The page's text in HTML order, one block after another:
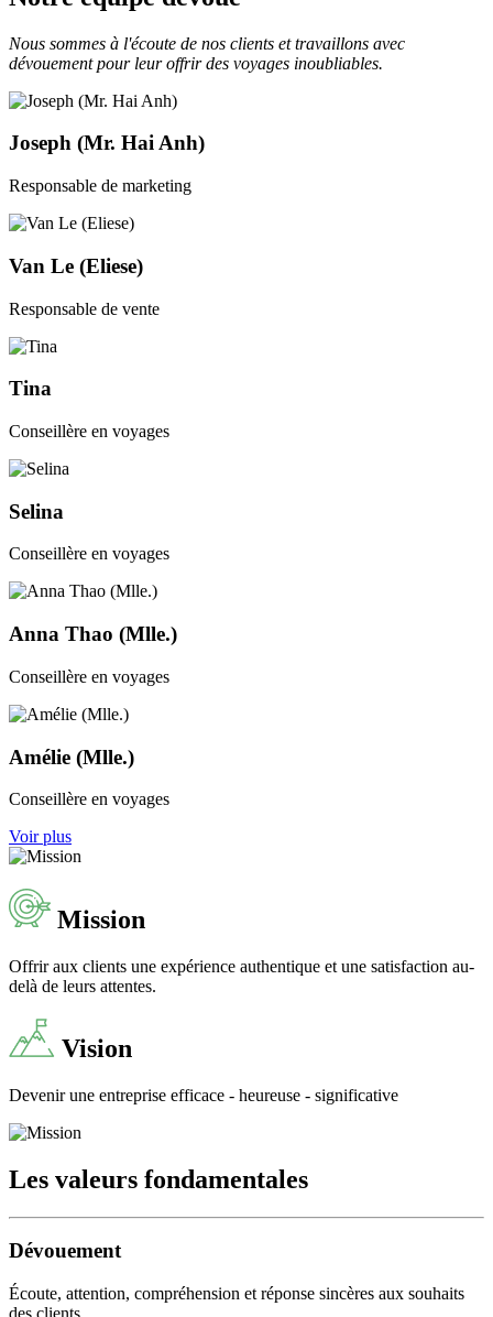
Nous sommes à l'écoute de nos clients et travaillons avec
dévouement pour leur offrir des voyages inoubliables.
Joseph (Mr. Hai Anh)
Responsable de marketing
Van Le (Eliese)
Responsable de vente
Tina
Conseillère en voyages
Selina
Conseillère en voyages
Anna Thao (Mlle.)
Conseillère en voyages
Amélie (Mlle.)
Conseillère en voyages
Voir plus
Mission
Offrir aux clients une expérience authentique et une satisfaction au-
delà de leurs attentes.
Vision
Devenir une entreprise efficace - heureuse - significative
Les valeurs fondamentales
Dévouement
Écoute, attention, compréhension et réponse sincères aux souhaits